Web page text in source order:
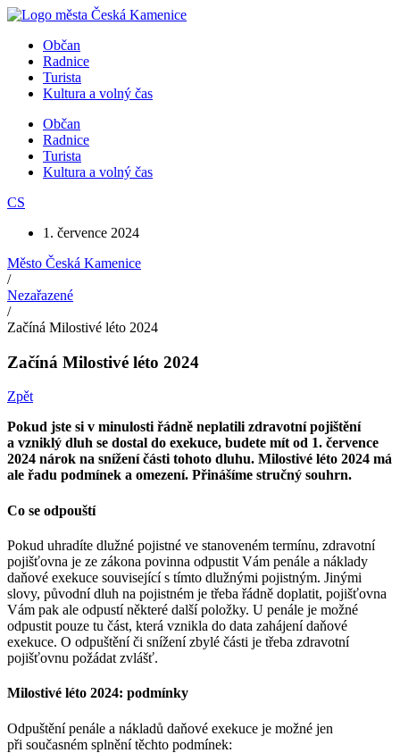
Přejít
obsahuObčan
Radnice
Turista
Kultura a volný čas
Občan
Radnice
Turista
Kultura a volný čas
CS
1. července 2024
Město Česká Kamenice
/
Nezařazené
/
Začíná Milostivé léto 2024
Začíná Milostivé léto 2024
Zpět
Pokud jste si v minulosti řádně neplatili zdravotní pojištění
a vzniklý dluh se dostal do exekuce, budete mít od 1. července
2024 nárok na snížení části tohoto dluhu. Milostivé léto 2024 má
ale řadu podmínek a omezení. Přinášíme stručný souhrn.
Co se odpouští
Pokud uhradíte dlužné pojistné ve stanoveném termínu, zdravotní
pojišťovna je ze zákona povinna odpustit Vám penále a náklady
daňové exekuce související s tímto dlužnými pojistným. Jinými
slovy, původní dluh na pojistném je třeba řádně doplatit, pojišťovna
Vám pak ale odpustí některé další položky. U penále je možné
odpustit pouze tu část, která vznikla do data zahájení daňové
exekuce. O odpuštění či snížení zbylé části je třeba zdravotní
pojišťovnu požádat zvlášť.
Milostivé léto 2024: podmínky
Odpuštění penále a nákladů daňové exekuce je možné jen
při současném splnění těchto podmínek: